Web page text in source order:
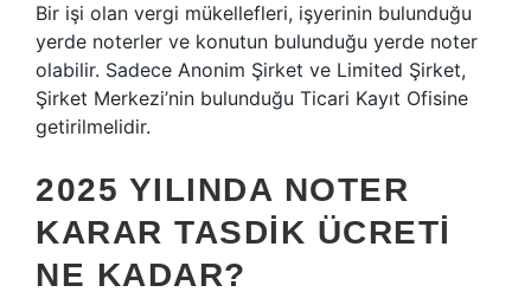
Bir işi olan vergi mükellefleri, işyerinin bulunduğu
yerde noterler ve konutun bulunduğu yerde noter
olabilir. Sadece Anonim Şirket ve Limited Şirket,
Şirket Merkezi’nin bulunduğu Ticari Kayıt Ofisine
getirilmelidir.
2025 YILINDA NOTER
KARAR TASDIK ÜCRETI
NE KADAR?